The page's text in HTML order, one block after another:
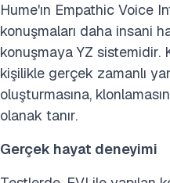
Hume'ın Empathic Voice
konuşmaları daha insani
konuşmaya YZ sistemidir.
kişilikle gerçek zamanlı
oluşturmasına,
olanak tanır.
Gerçek hayat deneyimi